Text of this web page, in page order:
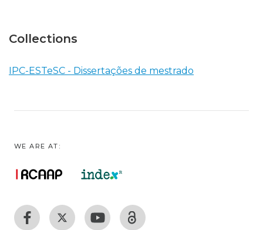
Collections
IPC-ESTeSC - Dissertações de mestrado
WE ARE AT: